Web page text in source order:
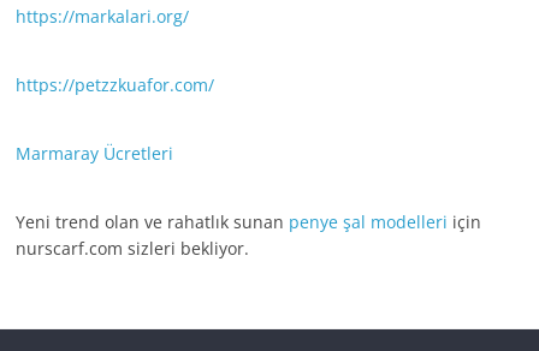
https://markalari.org/
https://petzzkuafor.com/
Marmaray Ücretleri
Yeni trend olan ve rahatlık sunan penye şal modelleri için
nurscarf.com sizleri bekliyor.